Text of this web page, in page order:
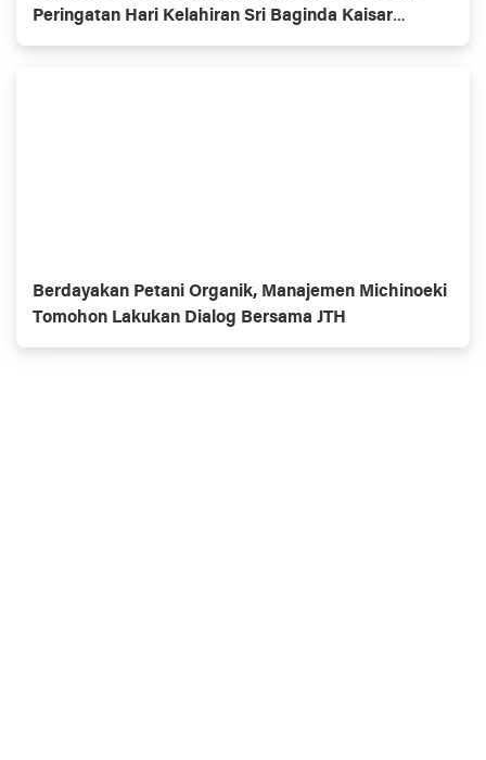
Peringatan Hari Kelahiran Sri Baginda Kaisar
Jepang
Berdayakan Petani Organik, Manajemen Michinoeki
Tomohon Lakukan Dialog Bersama JTH